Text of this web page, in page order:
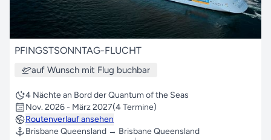
PFINGSTSONNTAG-FLUCHT
auf Wunsch mit Flug buchbar
4 Nächte an Bord der Quantum of the Seas
Nov. 2026 - März 2027(4 Termine)
Routenverlauf ansehen
Brisbane Queensland → Brisbane Queensland